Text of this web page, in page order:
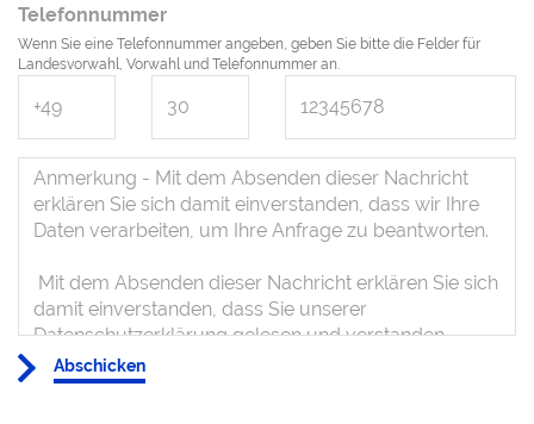
Telefonnummer
Wenn Sie eine Telefonnummer angeben, geben Sie bitte die Felder für
Landesvorwahl, Vorwahl und Telefonnummer an.
Abschicken